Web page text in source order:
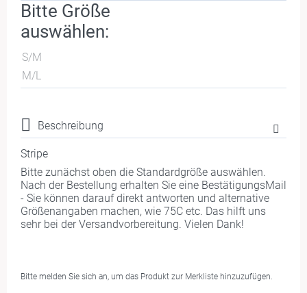
Bitte Größe
auswählen:
S/M
M/L
Beschreibung
Stripe
Bitte zunächst oben die Standardgröße auswählen.
Nach der Bestellung erhalten Sie eine BestätigungsMail
- Sie können darauf direkt antworten und alternative
Größenangaben machen, wie 75C etc. Das hilft uns
sehr bei der Versandvorbereitung. Vielen Dank!
Bitte melden Sie sich an, um das Produkt zur Merkliste hinzuzufügen.